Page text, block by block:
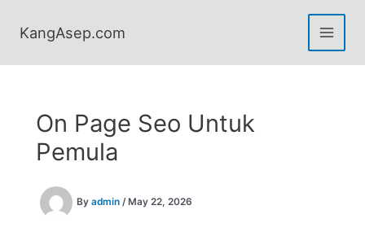
KangAsep.com
On Page Seo Untuk
Pemula
By admin / May 22, 2026